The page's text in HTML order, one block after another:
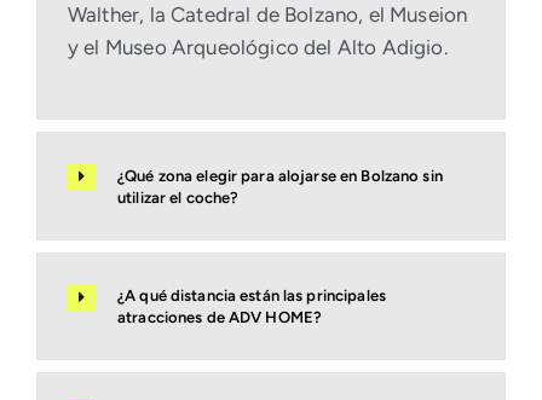
Walther, la Catedral de Bolzano, el Museion
y el Museo Arqueológico del Alto Adigio.
¿Qué zona elegir para alojarse en Bolzano sin
utilizar el coche?
¿A qué distancia están las principales
atracciones de ADV HOME?